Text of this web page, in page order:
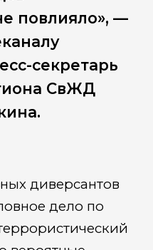
повлияло», —
секретарь
СвЖД
диверсантов
дело по